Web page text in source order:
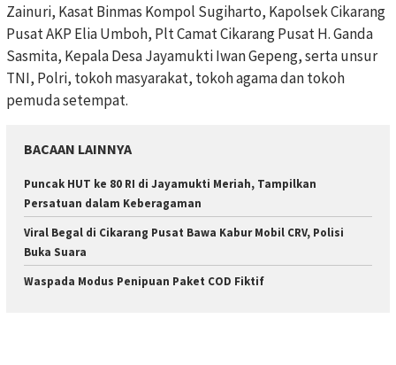
Zainuri, Kasat Binmas Kompol Sugiharto, Kapolsek Cikarang
Pusat AKP Elia Umboh, Plt Camat Cikarang Pusat H. Ganda
Sasmita, Kepala Desa Jayamukti Iwan Gepeng, serta unsur
TNI, Polri, tokoh masyarakat, tokoh agama dan tokoh
pemuda setempat.
BACAAN LAINNYA
Puncak HUT ke 80 RI di Jayamukti Meriah, Tampilkan
Persatuan dalam Keberagaman
Viral Begal di Cikarang Pusat Bawa Kabur Mobil CRV, Polisi
Buka Suara
Waspada Modus Penipuan Paket COD Fiktif